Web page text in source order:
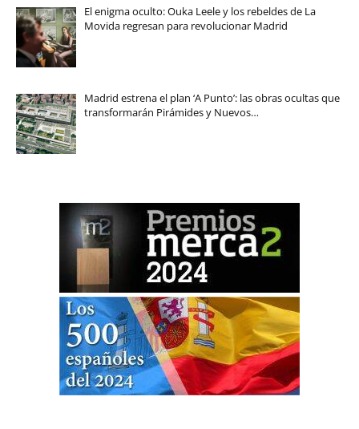
El enigma oculto: Ouka Leele y los rebeldes de La
Movida regresan para revolucionar Madrid
Madrid estrena el plan ‘A Punto’: las obras ocultas que
transformarán Pirámides y Nuevos…